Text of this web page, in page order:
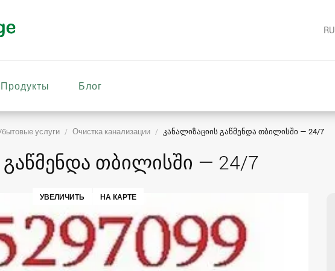
RU
Продукты Блог
услуги Очистка канализации კანალიზაციის გაწმენდა თბილისში — 24/7
გაწმენდა თბილისში — 24/7
УВЕЛИЧИТЬ НА КАРТЕ